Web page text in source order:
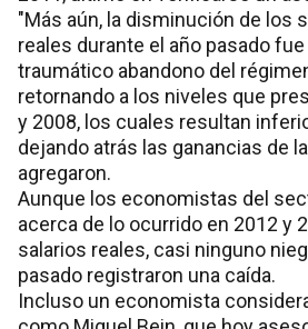
"Más aún, la disminución de los
reales durante el año pasado
traumático abandono del
retornando a los niveles que
y 2008, los cuales resultan
dejando atrás las ganancias de
agregaron.
Aunque los economistas del
acerca de lo ocurrido en 2012 y
salarios reales, casi ninguno
pasado registraron una caída.
Incluso un economista